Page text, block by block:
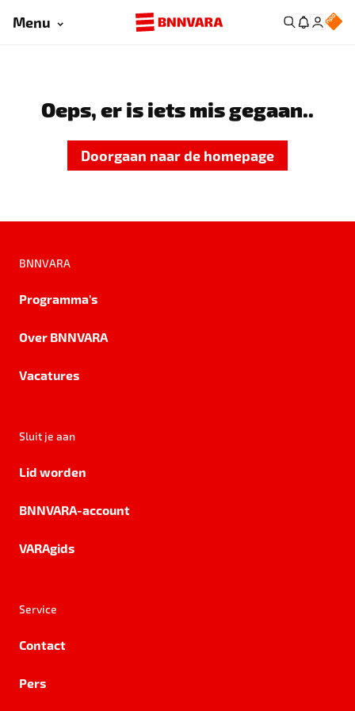
Menu
Oeps, er is iets mis gegaan..
Doorgaan naar de homepage
BNNVARA
Programma's
Over BNNVARA
Vacatures
Sluit je aan
Lid worden
BNNVARA-account
VARAgids
Service
Contact
Pers